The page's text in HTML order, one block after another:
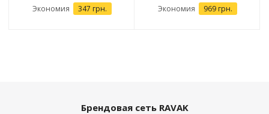
Экономия 347 грн. Экономия 969 грн.
Брендовая сеть RAVAK